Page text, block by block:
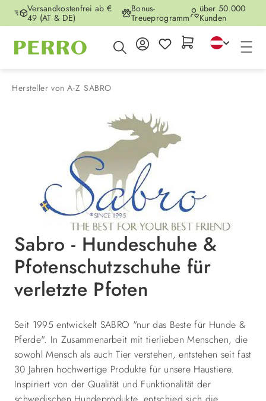
Zum Hauptinhalt springen
Versandkostenfrei ab €
49 (AT & DE)
Bonus-
Treueprogramm
über 50.000
Kunden
Hersteller von A-Z SABRO
Sabro - Hundeschuhe &
Pfotenschutzschuhe für
verletzte Pfoten
Seit 1995 entwickelt SABRO "nur das Beste für Hunde &
Pferde". In Zusammenarbeit mit tierlieben Menschen, die
sowohl Mensch als auch Tier verstehen, entstehen seit fast
30 Jahren hochwertige Produkte für unsere Haustiere.
Inspiriert von der Qualität und Funktionalität der